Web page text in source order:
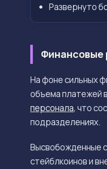
Развернуто
Финансовые
На фоне сильных
объема платежей
персонала, что
подразделениях.
Высвобожденные
стейблкоинов и